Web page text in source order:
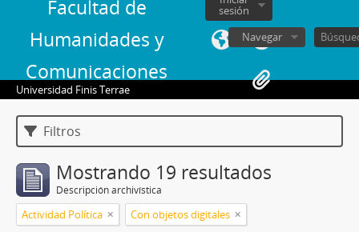
Facultad de
Humanidades y
Comunicaciones
sesión
Navegar
Universidad Finis Terrae
Filtros
Mostrando 19 resultados
Descripción archivística
Actividad Política Con objetos digitales